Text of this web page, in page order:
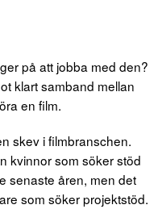
på att jobba med den?
klart samband mellan
en film.
skev i filmbranschen.
kvinnor som söker stöd
senaste åren, men det
som söker projektstöd.